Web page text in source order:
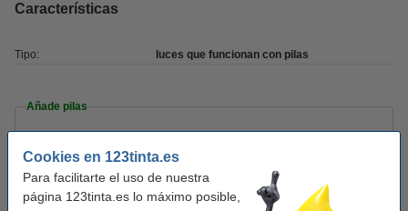
Cookies en 123tinta.es
Para facilitarte el uso de nuestra
página 123tinta.es lo máximo posible,
Características
Tipo: luces que funcionan con pilas
Añade pilas
LR06 - MN1500 - 24 unidades
123tinta Xtreme Power AA + AAA (2x 24 pilas) |